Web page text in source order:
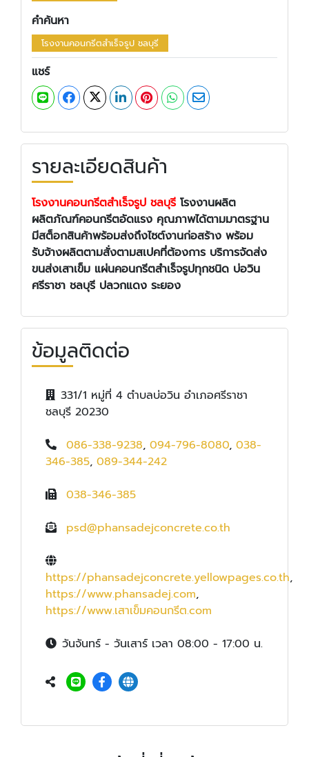
คำค้นหา
โรงงานคอนกรีตสำเร็จรูป ชลบุรี
แชร์
รายละเอียดสินค้า
โรงงานคอนกรีตสำเร็จรูป ชลบุรี โรงงานผลิต
ผลิตภัณฑ์คอนกรีตอัดแรง คุณภาพได้ตามมาตรฐาน
มีสต็อกสินค้าพร้อมส่งถึงไซต์งานก่อสร้าง พร้อม
รับจ้างผลิตตามสั่งตามสเปคที่ต้องการ บริการจัดส่ง
ขนส่งเสาเข็ม แผ่นคอนกรีตสำเร็จรูปทุกชนิด บ่อวิน
ศรีราชา ชลบุรี ปลวกแดง ระยอง
ข้อมูลติดต่อ
331/1 หมู่ที่ 4 ตำบลบ่อวิน อำเภอศรีราชา
ชลบุรี 20230
086-338-9238, 094-796-8080, 038-
346-385, 089-344-242
038-346-385
psd@phansadejconcrete.co.th
https://phansadejconcrete.yellowpages.co.th,
https://www.phansadej.com,
https://www.เสาเข็มคอนกรีต.com
วันจันทร์ - วันเสาร์ เวลา 08:00 - 17:00 น.